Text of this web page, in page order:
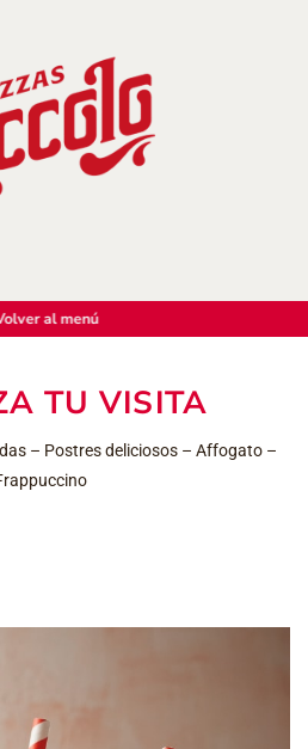
al menú
TU VISITA
– Postres deliciosos – Affogato –